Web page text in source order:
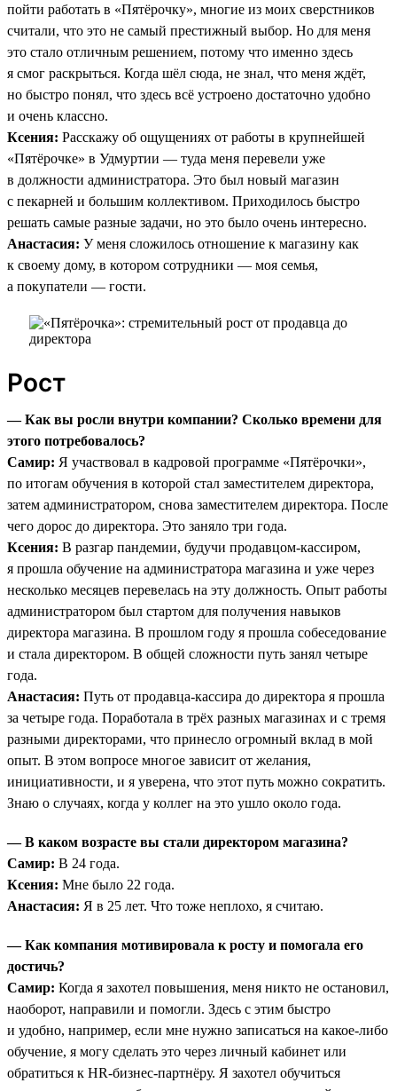
пойти работать в «Пятёрочку», многие из моих сверстников
считали, что это не самый престижный выбор. Но для меня
это стало отличным решением, потому что именно здесь
я смог раскрыться. Когда шёл сюда, не знал, что меня ждёт,
но быстро понял, что здесь всё устроено достаточно удобно
и очень классно.
Ксения: Расскажу об ощущениях от работы в крупнейшей
«Пятёрочке» в Удмуртии — туда меня перевели уже
в должности администратора. Это был новый магазин
с пекарней и большим коллективом. Приходилось быстро
решать самые разные задачи, но это было очень интересно.
Анастасия: У меня сложилось отношение к магазину как
к своему дому, в котором сотрудники — моя семья,
а покупатели — гости.
Рост
— Как вы росли внутри компании? Сколько времени для
этого потребовалось?
Самир: Я участвовал в кадровой программе «Пятёрочки»,
по итогам обучения в которой стал заместителем директора,
затем администратором, снова заместителем директора. После
чего дорос до директора. Это заняло три года.
Ксения: В разгар пандемии, будучи продавцом-кассиром,
я прошла обучение на администратора магазина и уже через
несколько месяцев перевелась на эту должность. Опыт работы
администратором был стартом для получения навыков
директора магазина. В прошлом году я прошла собеседование
и стала директором. В общей сложности путь занял четыре
года.
Анастасия: Путь от продавца-кассира до директора я прошла
за четыре года. Поработала в трёх разных магазинах и с тремя
разными директорами, что принесло огромный вклад в мой
опыт. В этом вопросе многое зависит от желания,
инициативности, и я уверена, что этот путь можно сократить.
Знаю о случаях, когда у коллег на это ушло около года.
— В каком возрасте вы стали директором магазина?
Самир: В 24 года.
Ксения: Мне было 22 года.
Анастасия: Я в 25 лет. Что тоже неплохо, я считаю.
— Как компания мотивировала к росту и помогала его
достичь?
Самир: Когда я захотел повышения, меня никто не остановил,
наоборот, направили и помогли. Здесь с этим быстро
и удобно, например, если мне нужно записаться на какое-либо
обучение, я могу сделать это через личный кабинет или
обратиться к HR-бизнес-партнёру. Я захотел обучиться